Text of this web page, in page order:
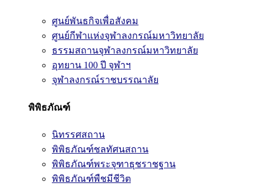
ศูนย์พันธกิจเพื่อสังคม
ศูนย์กีฬาแห่งจุฬาลงกรณ์มหาวิทยาลัย
ธรรมสถานจุฬาลงกรณ์มหาวิทยาลัย
อุทยาน 100 ปี จุฬาฯ
จุฬาลงกรณ์ราชบรรณาลัย
พิพิธภัณฑ์
นิทรรศสถาน
พิพิธภัณฑ์ชลทัศนสถาน
พิพิธภัณฑ์พระจุฑาธุชราชฐาน
พิพิธภัณฑ์พืชมีชีวิต